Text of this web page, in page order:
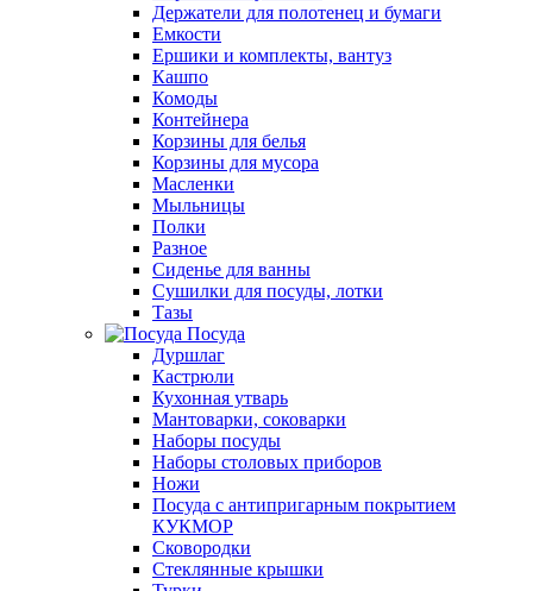
Держатели для полотенец и бумаги
Емкости
Ершики и комплекты, вантуз
Кашпо
Комоды
Контейнера
Корзины для белья
Корзины для мусора
Масленки
Мыльницы
Полки
Разное
Сиденье для ванны
Сушилки для посуды, лотки
Тазы
Посуда
Дуршлаг
Кастрюли
Кухонная утварь
Мантоварки, соковарки
Наборы посуды
Наборы столовых приборов
Ножи
Посуда с антипригарным покрытием
КУКМОР
Сковородки
Стеклянные крышки